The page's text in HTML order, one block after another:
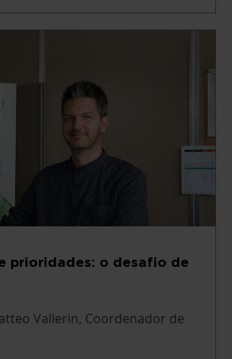
prioridades: o desafio de
Vallerin, Coordenador de